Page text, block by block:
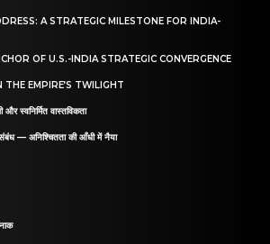
A STRATEGIC MILESTONE FOR INDIA-
OF U.S.-INDIA STRATEGIC CONVERGENCE
THE EMPIRE’S TWILIGHT
स्वनिर्मित वास्तविकता
— अनिश्चितता की आँधी में नैया